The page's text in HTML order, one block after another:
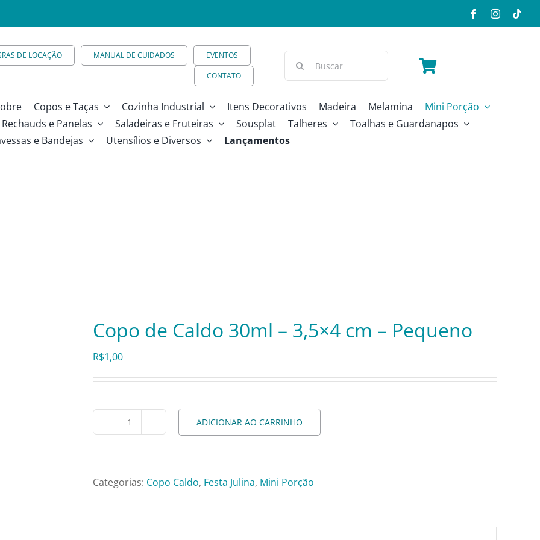
DE LOCAÇÃO MANUAL DE CUIDADOS
EVENTOS
CONTATO
Copos e Taças Cozinha Industrial Itens Decorativos Madeira Melamina
Mini Porção
Rechauds e Panelas Saladeiras e Fruteiras Sousplat Talheres
Toalhas e Guardanapos
e Bandejas
Utensílios e Diversos Lançamentos
Copo de Caldo 30ml – 3,5×4 cm – Pequeno
R$1,00
Copo
30ml
cm
ADICIONAR AO CARRINHO
Categorias: Copo Caldo, Festa Julina, Mini Porção